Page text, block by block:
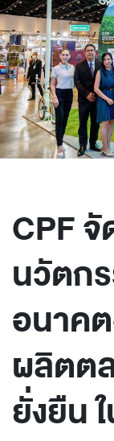
CPF จั
นวัตก
อนาค
ผลิตต
ยั่งยืน